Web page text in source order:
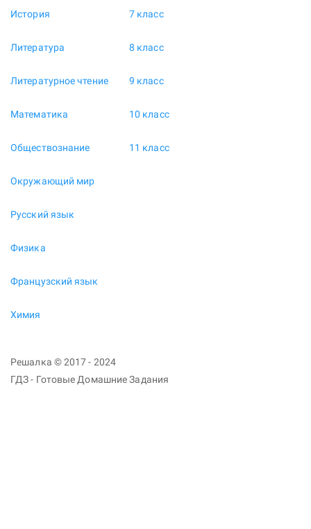
История
Литература
Литературное чтение
Математика
Обществознание
Окружающий мир
Русский язык
Физика
Французский язык
Химия
7 класс
8 класс
9 класс
10 класс
11 класс
Решалка © 2017 - 2024
ГДЗ - Готовые Домашние Задания